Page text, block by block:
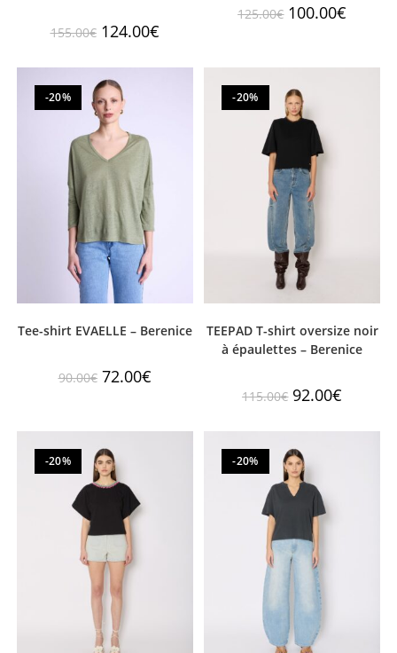
155.00€ 124.00€
125.00€ 100.00€
-20%
Tee-shirt EVAELLE – Berenice
90.00€ 72.00€
-20%
TEEPAD T-shirt oversize noir
à épaulettes – Berenice
115.00€ 92.00€
-20% -20%